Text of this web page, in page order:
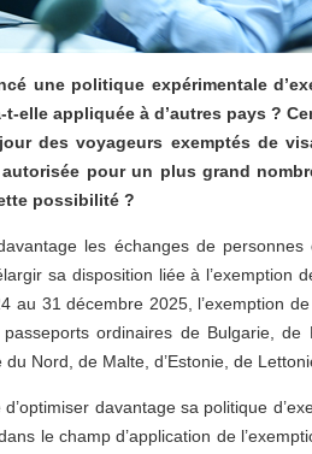
une politique expérimentale
elle appliquée à d’autres pays ?
des voyageurs exemptés de
autorisée pour un plus grand
possibilité ?
les échanges de personnes
sa disposition liée à l’exemption
au 31 décembre 2025, l’exemption
ordinaires de Bulgarie, de
Nord, de Malte, d’Estonie, de
davantage sa politique
le champ d’application de